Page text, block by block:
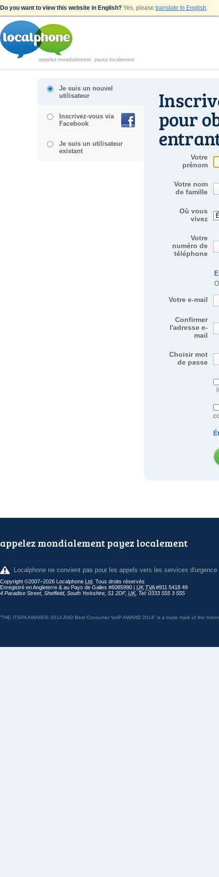
Do you want to view this website in English? Yes, please translate to English.
pour
Votre
prénom
Votre nom
de famille
Où vous
vivez
Votre
numéro de
téléphone
Votre e-mail
Confirmer
l'adresse e-
mail
Choisir mot
de passe
Je suis un nouvel
utilisateur
Inscrivez-vous via
Facebook
Je suis un utilisateur
existant
appelez mondialement payez localement
Localphone ne convient pas pour les appels vers les services d'urgence
Copyright ©2007–2026 Localphone Ltd . Tous droits réservés
Enregistré en Angleterre & au Pays de Galles #6085990 | UK TVA#911 5418 49
4 Paradise Street, Sheffield, South Yorkshire S1 2DF, UK, Tel: 0333 555 3 555
“THE ITSPA AWARDS 2014 AND Best Consumer VoIP AWARD 2014” is a trade mark of the